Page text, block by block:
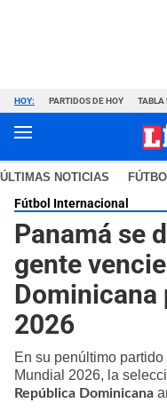
HOY: PARTIDOS DE HOY TABLA
ÚLTIMAS NOTICIAS
Fútbol Internacional
Panamá se
gente
Dominicana
2026
En su penúltimo
Mundial 2026, la
República Dominicana